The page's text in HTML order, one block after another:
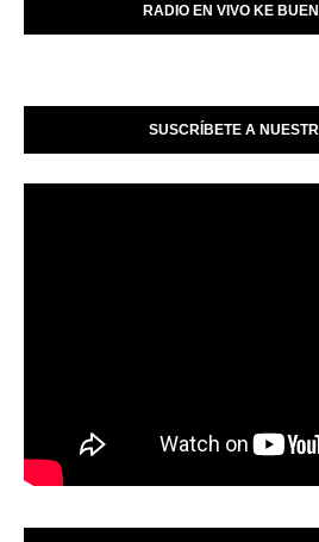
RADIO EN VIVO KE
SUSCRÍBETE A